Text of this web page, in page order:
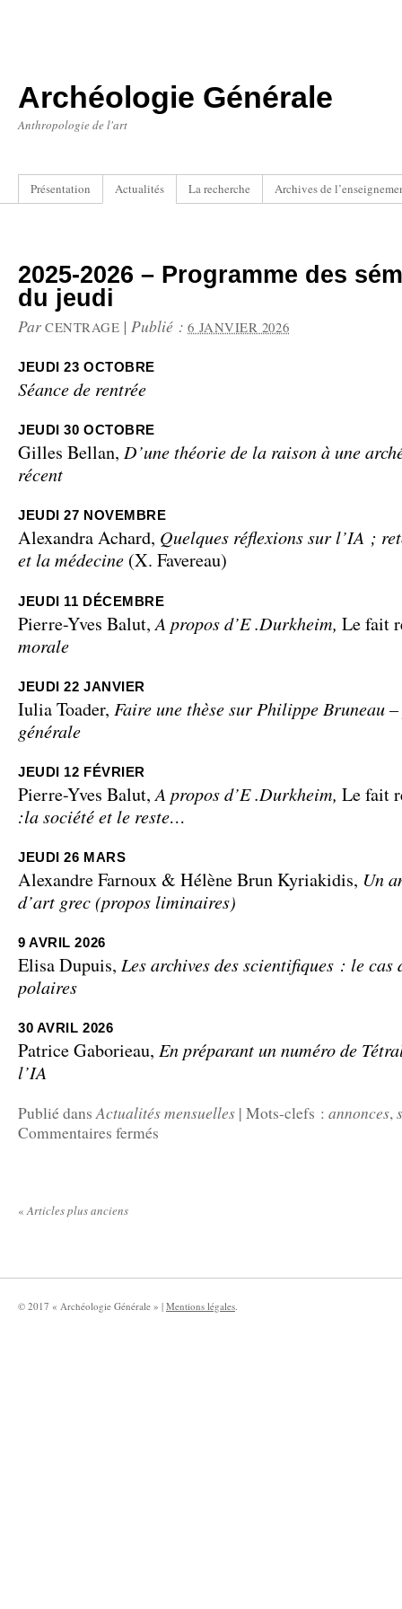
Archéologie Générale
Anthropologie de l'art
Présentation Actualités La recherche Archives de
2025-2026 – Programme des
du jeudi
Par CENTRAGE |Publié :6 JANVIER 2026
JEUDI 23 OCTOBRE
Séance de rentrée
JEUDI 30 OCTOBRE
Gilles Bellan, D’une théorie de la raison à une
récent
JEUDI 27 NOVEMBRE
Alexandra Achard, Quelques réflexions sur l’IA ;
et la médecine (X. Favereau)
JEUDI 11 DÉCEMBRE
Pierre-Yves Balut,A propos d’E .Durkheim, Le fait
morale
JEUDI 22 JANVIER
Iulia Toader, Faire une thèse sur Philippe Bruneau
générale
JEUDI 12 FÉVRIER
Pierre-Yves Balut,A propos d’E .Durkheim, Le fait
:la société et le reste…
JEUDI 26 MARS
Alexandre Farnoux & Hélène Brun Kyriakidis, Un
d’art grec (propos liminaires)
9 AVRIL 2026
Elisa Dupuis, Les archives des scientifiques : le cas
polaires
30 AVRIL 2026
Patrice Gaborieau, En préparant un numéro de
l’IA
Publié dansActualités mensuelles | Mots-clefs : annonces,
Commentaires fermés
«Articles plus anciens
© 2017 « Archéologie Générale » | Mentions légales.